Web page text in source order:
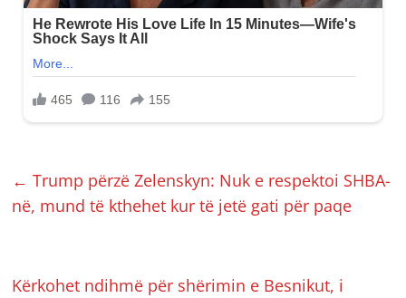
← Trump përzë Zelenskyn: Nuk e respektoi SHBA-
në, mund të kthehet kur të jetë gati për paqe
Kërkohet ndihmë për shërimin e Besnikut, i